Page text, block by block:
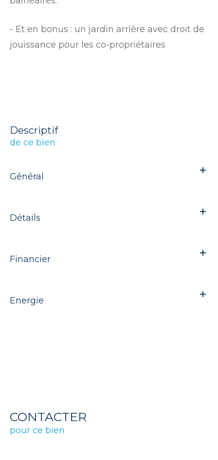
- Et en bonus : un jardin arrière avec droit de
jouissance pour les co-propriétaires
descriptif
de ce bien
Général
Détails
Financier
Energie
CONTACTER
pour ce bien